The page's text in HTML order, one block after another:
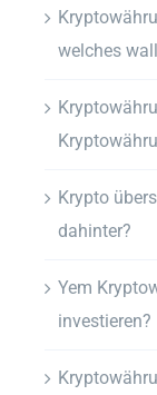
welches
Krypto
dahinter?
Yem
investieren?